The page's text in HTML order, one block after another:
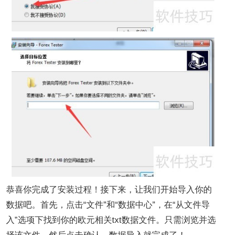
恭喜你完成了安装过程！接下来，让我们开始导入你的
数据吧。首先，点击“文件”和“数据中心”，在“从文件导
入”选项下找到你的欧元相关txt数据文件。只需浏览并选